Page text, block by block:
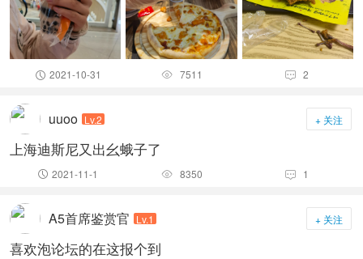
 2021-10-31  7511  2
uuoo Lv.2 + 关注
上海迪斯尼又出幺蛾子了
 2021-11-1  8350  1
A5首席鉴赏官 Lv.1 + 关注
喜欢泡论坛的在这报个到